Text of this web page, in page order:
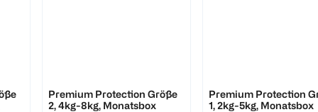
Premium Protection Größe
2, 4kg-8kg, Monatsbox
Premium Protection
1, 2kg-5kg, Monatsbox